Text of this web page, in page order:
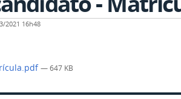
2021 16h48
— 647 KB